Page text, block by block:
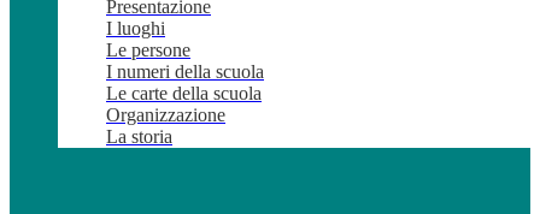
Presentazione
I luoghi
Le persone
I numeri della scuola
Le carte della scuola
Organizzazione
La storia